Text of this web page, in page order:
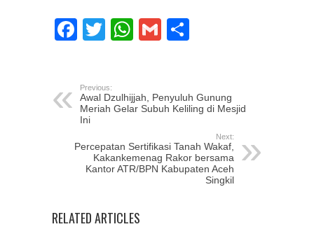
Facebook
TwitterWhatsApp
Gmail
Previous:
Awal Dzulhijjah, Penyuluh Gunung
Meriah Gelar Subuh Keliling di Mesjid
Ini
Next:
Percepatan Sertifikasi Tanah Wakaf,
Kakankemenag Rakor bersama
Kantor ATR/BPN Kabupaten Aceh
Singkil
RELATED ARTICLES